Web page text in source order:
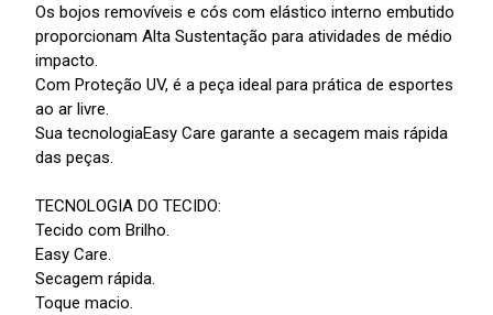
Os bojos removíveis e cós com elástico interno embutido
proporcionam Alta Sustentação para atividades de médio
impacto.
Com Proteção UV, é a peça ideal para prática de esportes
ao ar livre.
Sua tecnologiaEasy Care garante a secagem mais rápida
das peças.
TECNOLOGIA DO TECIDO:
Tecido com Brilho.
Easy Care.
Secagem rápida.
Toque macio.